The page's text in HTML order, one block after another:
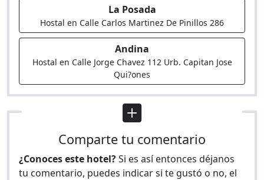
La Posada
Hostal en Calle Carlos Martinez De Pinillos 286
Andina
Hostal en Calle Jorge Chavez 112 Urb. Capitan Jose
Qui?ones
Comparte tu comentario
¿Conoces este hotel?Si es así entonces déjanos
tu comentario, puedes indicar si te gustó o no, el